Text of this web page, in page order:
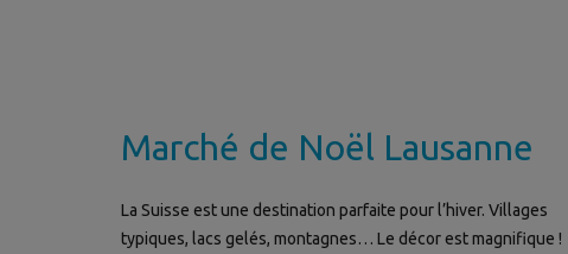
Marché de Noël Lausanne
La Suisse est une destination parfaite pour l’hiver. Villages
typiques, lacs gelés, montagnes… Le décor est magnifique !